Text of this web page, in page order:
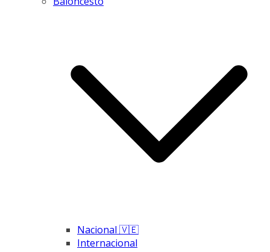
Nacional 🇻🇪
Internacional